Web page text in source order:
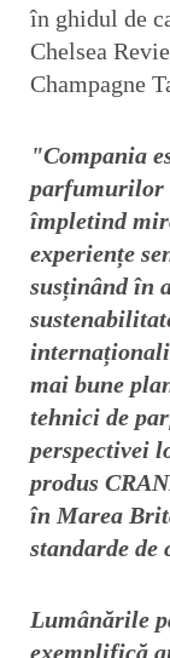
în ghidul de
Chelsea
Champagne
"Compania
parfumurilor
împletind
experiențe
susținând în
internaționali
mai bune
tehnici de
perspectivei
produs
în Marea
standarde de
Lumânările
exemplifică